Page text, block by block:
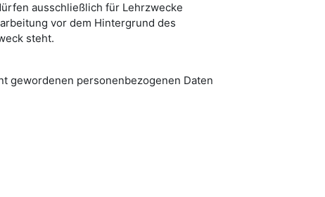
ausschließlich für Lehrzwecke
vor dem Hintergrund des
steht.
gewordenen personenbezogenen Daten